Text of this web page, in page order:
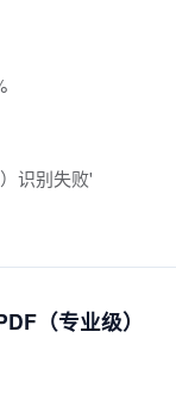
识别失败'
（专业级）